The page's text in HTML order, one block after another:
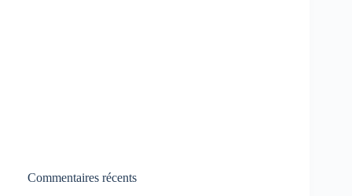
Commentaires récents